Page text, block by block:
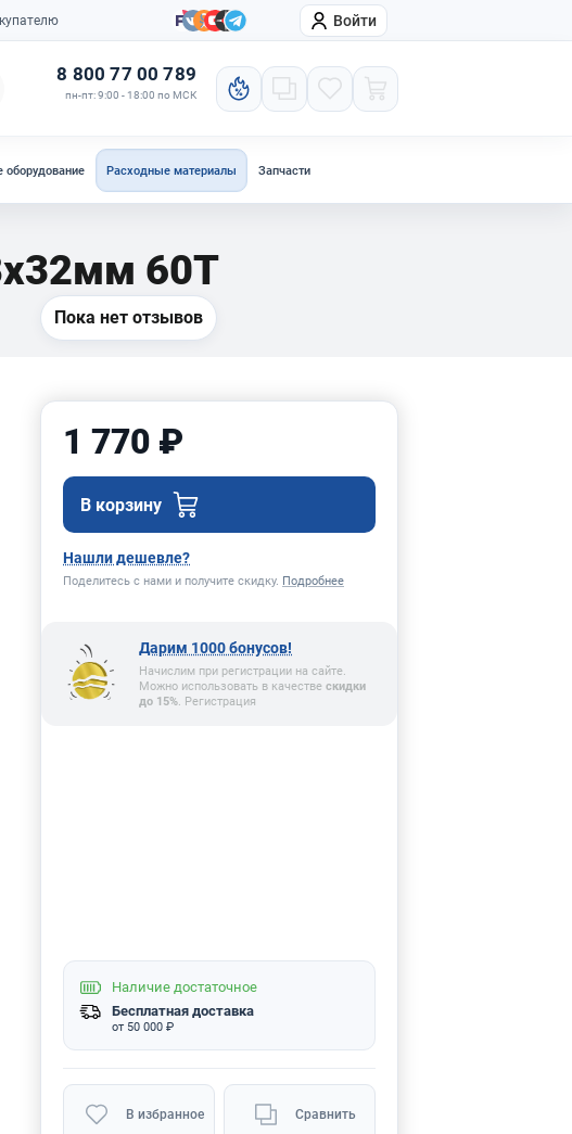
Компания Войти
8 800 77 00 789
пн-пт: 9:00 - 18:00 по МСК
оборудование Расходные материалы Запчасти
60T
Пока нет отзывов
1 770 ₽
В корзину
Нашли дешевле?
Поделитесь с нами и получите скидку. Подробнее
Дарим 1000 бонусов!
Начислим при регистрации на сайте.
Можно использовать в качестве скидки
до 15%. Регистрация
Наличие достаточное
Бесплатная доставка
от 50 000 ₽
В избранное Сравнить